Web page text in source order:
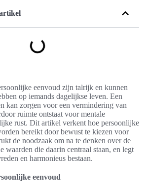
eenvoud zijn talrijk en kunnen
op iemands dagelijkse leven. Een
kan zorgen voor een vermindering van
ruimte ontstaat voor mentale
rust. Dit artikel verkent hoe persoonlijke
bereikt door bewust te kiezen voor
de noodzaak om na te denken over de
waarden die daarin centraal staan, en legt
en harmonieus bestaan.
eenvoud